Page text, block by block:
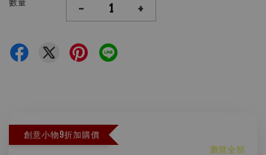
- +
創意小物9折加購價
瀏覽全部